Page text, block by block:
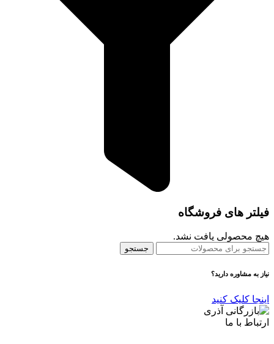
فیلتر های فروشگاه
هیچ محصولی یافت نشد.
جستجو
نیاز به مشاوره دارید؟
اینجا کلیک کنید
ارتباط با ما